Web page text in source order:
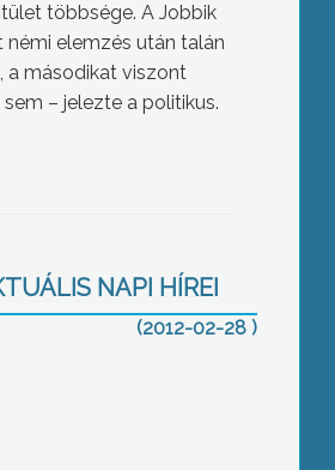
többsége. A Jobbik
némi elemzés után talán
a másodikat viszont
– jelezte a politikus.
NAPI HÍREI
(2012-02-28 )